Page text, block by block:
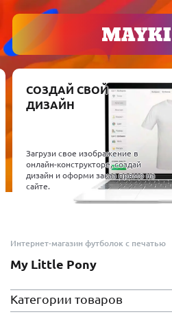
СОЗДАЙ СВОЙ
ДИЗАЙН
Загрузи свое изображение в
онлайн-конструкторе, создай
дизайн и оформи заказ прямо на
сайте.
Интернет-магазин футболок с печатью
My Little Pony
Категории товаров